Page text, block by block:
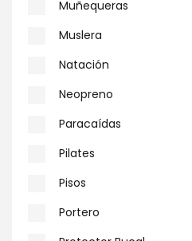
Muñequeras
Muslera
Natación
Neopreno
Paracaídas
Pilates
Pisos
Portero